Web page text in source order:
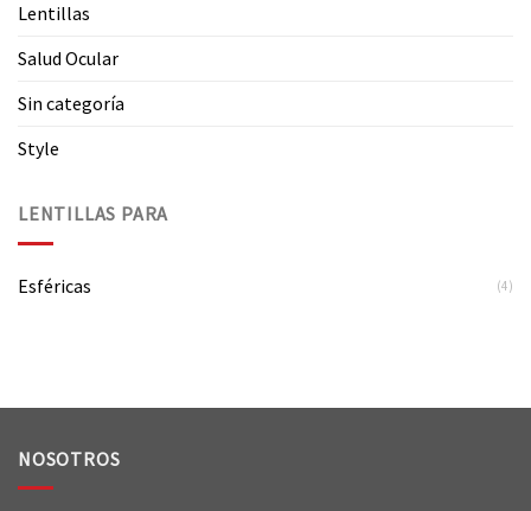
Lentillas
Salud Ocular
Sin categoría
Style
LENTILLAS PARA
Esféricas (4)
NOSOTROS